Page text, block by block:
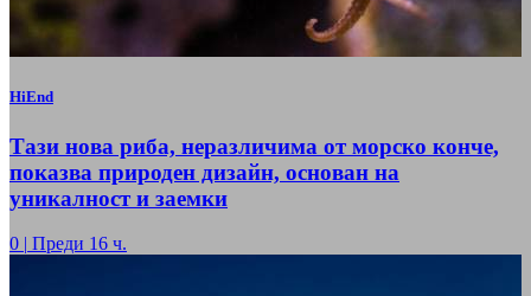
HiEnd
Тази нова риба, неразличима от морско конче,
показва природен дизайн, основан на
уникалност и заемки
0 | Преди 16 ч.